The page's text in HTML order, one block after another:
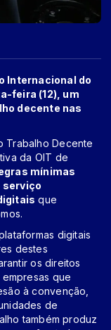
Internacional do
feira (12), um
decente nas
Trabalho Decente
da OIT de
mínimas
serviço
que
digitais
destes
os direitos
que
à convenção,
de
também produz